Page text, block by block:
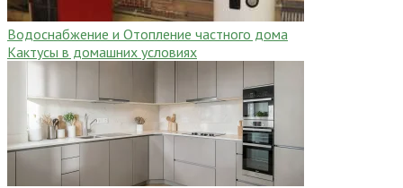
Водоснабжение и Отопление частного дома
Кактусы в домашних условиях